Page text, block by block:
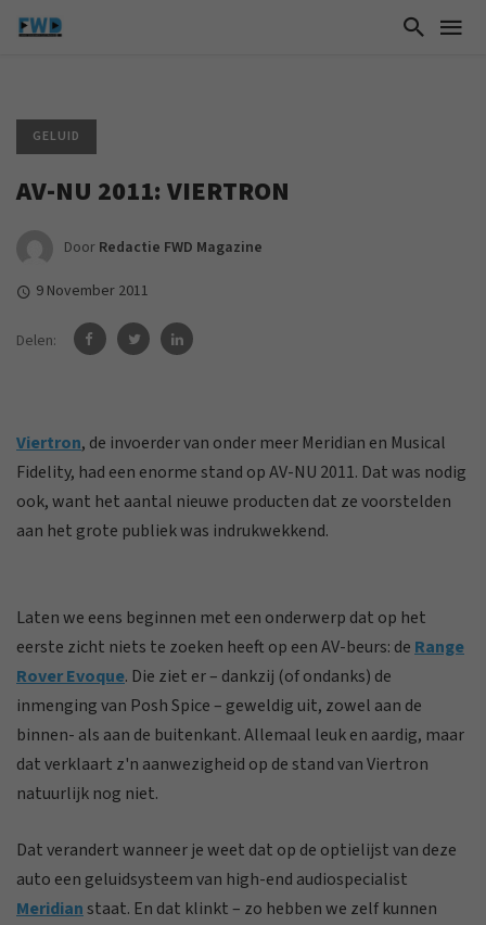
GELUID
AV-NU 2011: VIERTRON
Door Redactie FWD Magazine
9 November 2011
Delen:
Viertron, de invoerder van onder meer Meridian en Musical
Fidelity, had een enorme stand op AV-NU 2011. Dat was nodig
ook, want het aantal nieuwe producten dat ze voorstelden
aan het grote publiek was indrukwekkend.
Laten we eens beginnen met een onderwerp dat op het
eerste zicht niets te zoeken heeft op een AV-beurs: de Range
Rover Evoque. Die ziet er – dankzij (of ondanks) de
inmenging van Posh Spice – geweldig uit, zowel aan de
binnen- als aan de buitenkant. Allemaal leuk en aardig, maar
dat verklaart z'n aanwezigheid op de stand van Viertron
natuurlijk nog niet.
Dat verandert wanneer je weet dat op de optielijst van deze
auto een geluidsysteem van high-end audiospecialist
Meridianstaat. En dat klinkt – zo hebben we zelf kunnen